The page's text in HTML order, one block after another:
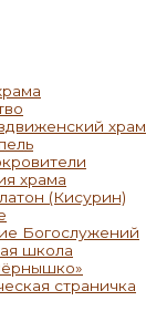
храм
храма
(Кисурин)
Богослужений
школа
страничка